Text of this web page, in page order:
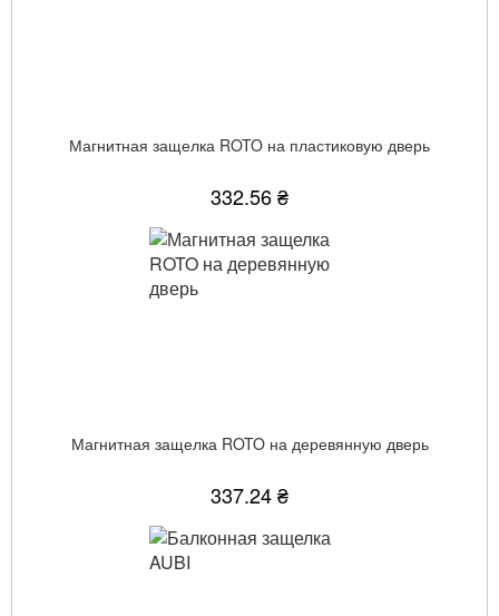
Магнитная защелка ROTO на пластиковую дверь
332.56 ₴
Магнитная защелка ROTO на деревянную дверь
337.24 ₴